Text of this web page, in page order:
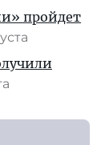
пройдет